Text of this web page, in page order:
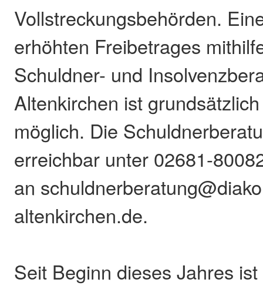
Vollstreckungsbehörden.
erhöhten Freibetrages
Schuldner- und
Altenkirchen ist
möglich. Die
erreichbar unter 02681-
an
altenkirchen.de.
Seit Beginn dieses Jahres